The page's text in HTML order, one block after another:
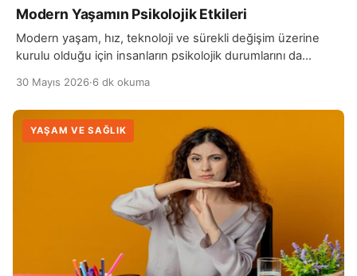
Modern Yaşamın Psikolojik Etkileri
Modern yaşam, hız, teknoloji ve sürekli değişim üzerine
kurulu olduğu için insanların psikolojik durumlarını da
30 Mayıs 2026·6 dk okuma
YAŞAM VE SAĞLIK